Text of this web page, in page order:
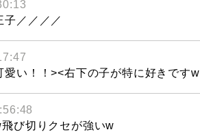
子／／／／
愛い！！><右下の子が特に好きですw
び切りクセが強いw